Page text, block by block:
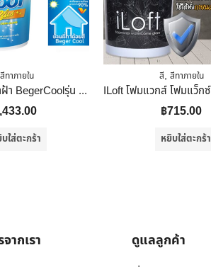
สีทาภายใน
BEGER สีน้ำทาฝ้า BegerCoolรุ่น 3511 สีขาว (5 แกลลอน)
ใส่ตะกร้า
สี, สีทาภายใน
฿715.00
หยิบใส่ตะกร้า
ากเรา ดูแลลูกค้า